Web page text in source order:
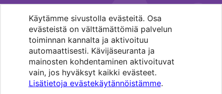
Käytämme sivustolla evästeitä. Osa
evästeistä on välttämättömiä palvelun
toiminnan kannalta ja aktivoituu
automaattisesti. Kävijäseuranta ja
mainosten kohdentaminen aktivoituvat
vain, jos hyväksyt kaikki evästeet.
Lisätietoja evästekäytännöistämme.
MENOHAKU
Pääkaupunkiseudun evankelis-